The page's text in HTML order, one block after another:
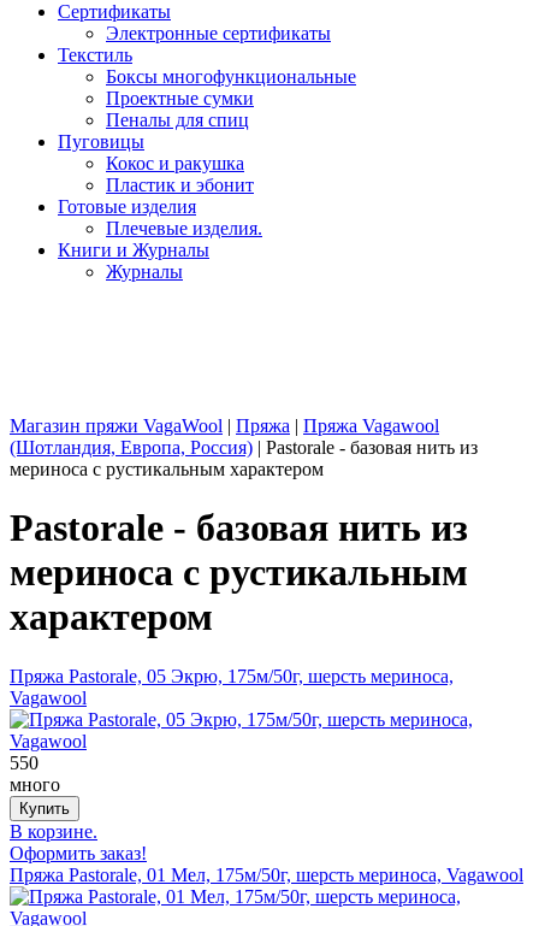
Сертификаты
Электронные сертификаты
Текстиль
Боксы многофункциональные
Проектные сумки
Пеналы для спиц
Пуговицы
Кокос и ракушка
Пластик и эбонит
Готовые изделия
Плечевые изделия.
Книги и Журналы
Журналы
Магазин пряжи VagaWool | Пряжа | Пряжа Vagawool
(Шотландия, Европа, Россия) | Pastorale - базовая нить из
мериноса с рустикальным характером
Pastorale - базовая нить из
мериноса с рустикальным
характером
Пряжа Pastorale, 05 Экрю, 175м/50г, шерсть мериноса,
Vagawool
550
много
В корзине.
Оформить заказ!
Пряжа Pastorale, 01 Мел, 175м/50г, шерсть мериноса, Vagawool